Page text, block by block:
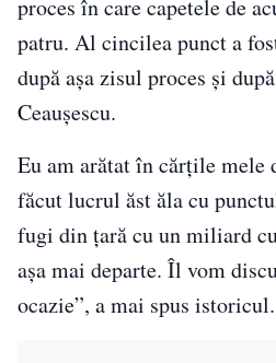
proces în care capetele de
patru. Al cincilea punct a
după așa zisul proces și
Ceaușescu.
Eu am arătat în cărțile mele
făcut lucrul ăst ăla cu
fugi din țară cu un miliard
așa mai departe. Îl vom
ocazie”, a mai spus istoricul.